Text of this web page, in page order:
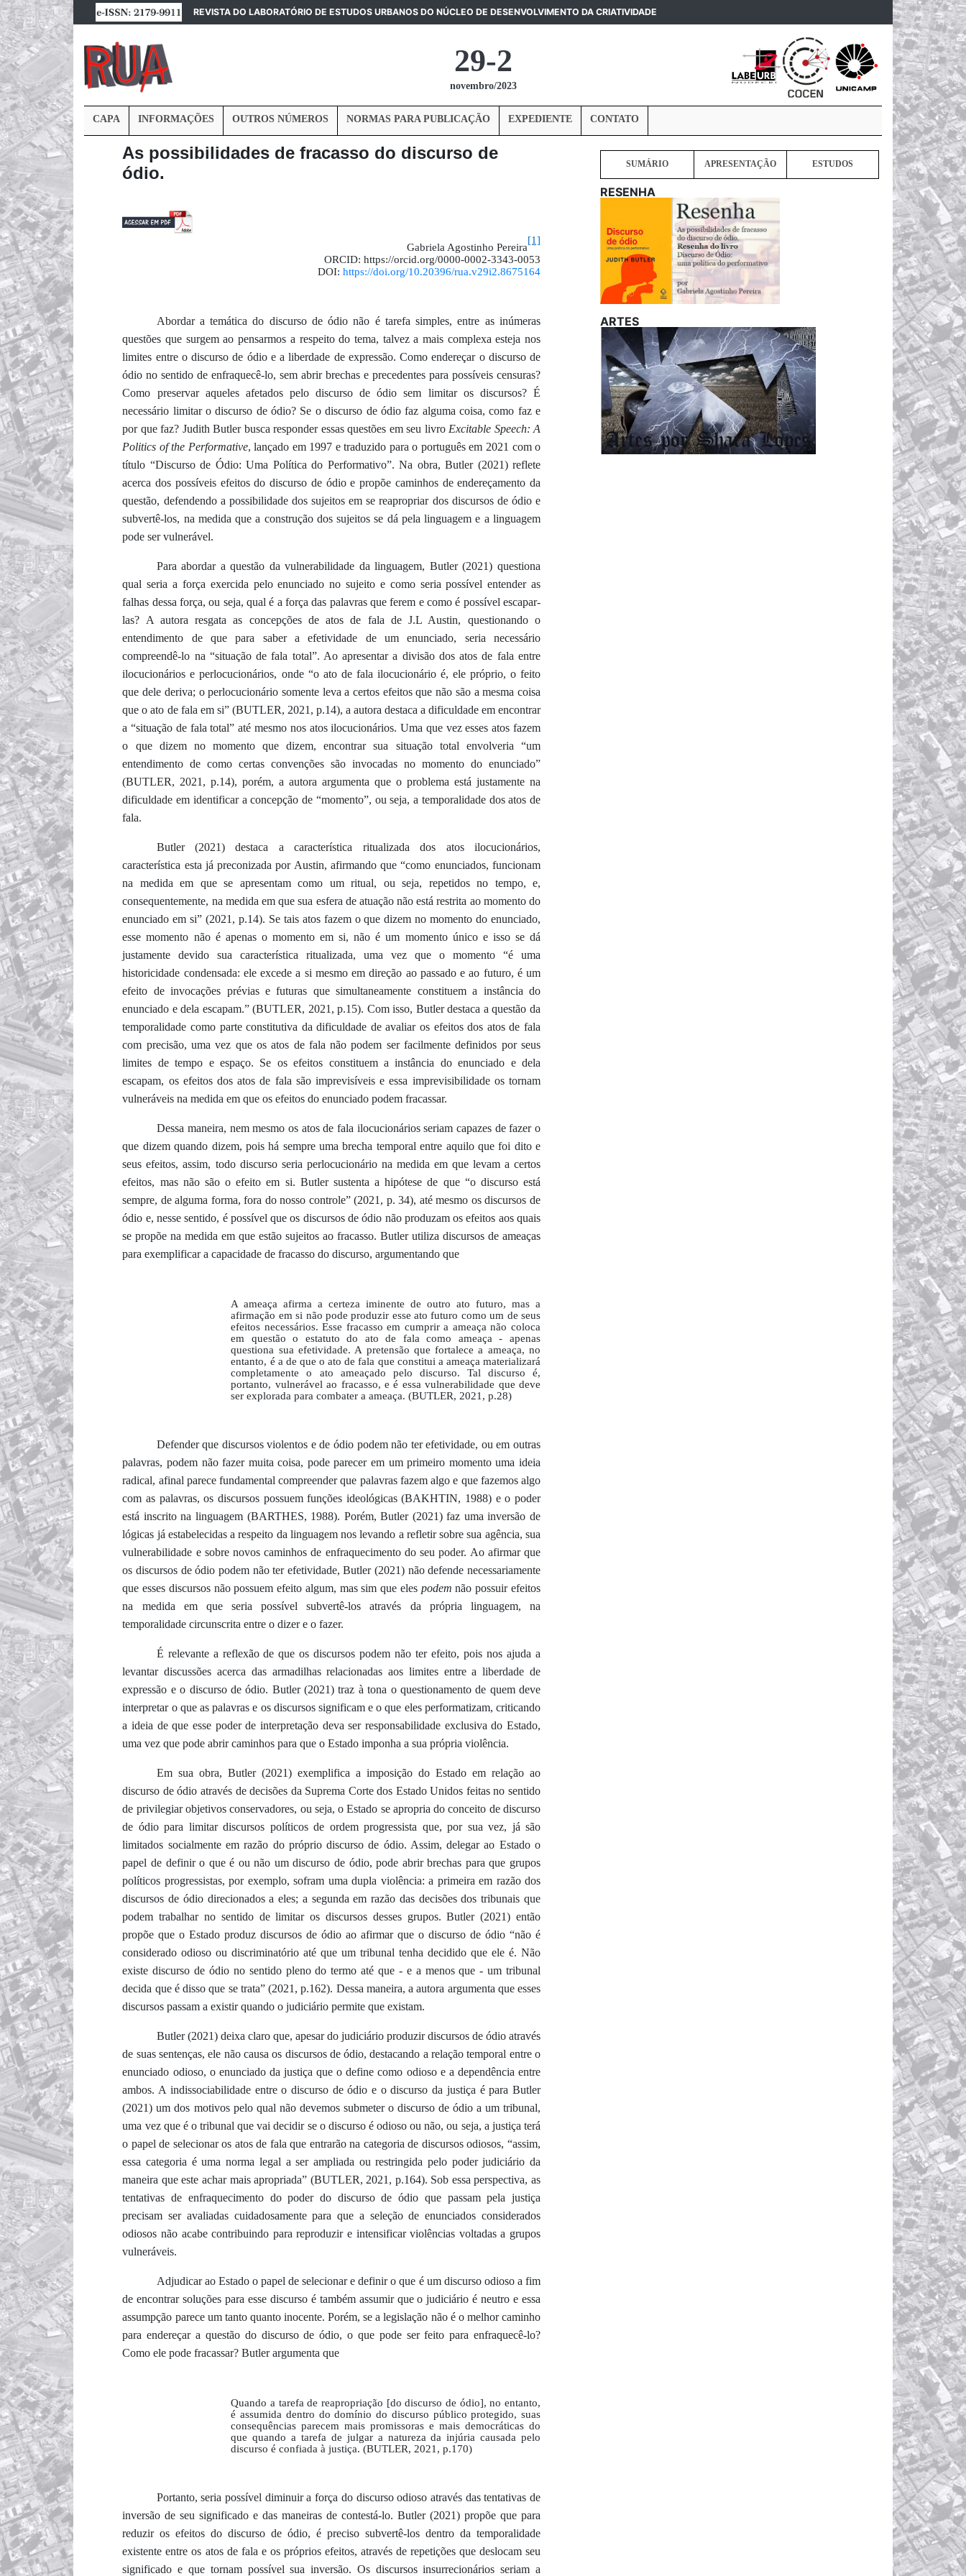
REVISTA DO LABORATÓRIO DE ESTUDOS URBANOS DO NÚCLEO DE DESENVOLVIMENTO DA CRIATIVIDADE
29-2
novembro/2023
CAPA INFORMAÇÕES OUTROS NÚMEROS NORMAS PARA PUBLICAÇÃO EXPEDIENTE CONTATO
As possibilidades de fracasso do discurso de
ódio.
Gabriela Agostinho Pereira
[1]
ORCID: https://orcid.org/0000-0002-3343-0053
DOI: https://doi.org/10.20396/rua.v29i2.8675164
Abordar a temática do discurso de ódio não é tarefa simples, entre as inúmeras
questões que surgem ao pensarmos a respeito do tema, talvez a mais complexa esteja nos
limites entre o discurso de ódio e a liberdade de expressão. Como endereçar o discurso de
ódio no sentido de enfraquecê-lo, sem abrir brechas e precedentes para possíveis censuras?
Como preservar aqueles afetados pelo discurso de ódio sem limitar os discursos? É
necessário limitar o discurso de ódio? Se o discurso de ódio faz alguma coisa, como faz e
por que faz? Judith Butler busca responder essas questões em seu livro Excitable Speech: A
Politics of the Performative, lançado em 1997 e traduzido para o português em 2021 com o
título “Discurso de Ódio: Uma Política do Performativo”. Na obra, Butler (2021) reflete
acerca dos possíveis efeitos do discurso de ódio e propõe caminhos de endereçamento da
questão, defendendo a possibilidade dos sujeitos em se reapropriar dos discursos de ódio e
subvertê-los, na medida que a construção dos sujeitos se dá pela linguagem e a linguagem
pode ser vulnerável.
Para abordar a questão da vulnerabilidade da linguagem, Butler (2021) questiona
qual seria a força exercida pelo enunciado no sujeito e como seria possível entender as
falhas dessa força, ou seja, qual é a força das palavras que ferem e como é possível escapar-
las? A autora resgata as concepções de atos de fala de J.L Austin, questionando o
entendimento de que para saber a efetividade de um enunciado, seria necessário
compreendê-lo na “situação de fala total”. Ao apresentar a divisão dos atos de fala entre
ilocucionários e perlocucionários, onde “o ato de fala ilocucionário é, ele próprio, o feito
que dele deriva; o perlocucionário somente leva a certos efeitos que não são a mesma coisa
que o ato de fala em si” (BUTLER, 2021, p.14), a autora destaca a dificuldade em encontrar
a “situação de fala total” até mesmo nos atos ilocucionários. Uma que vez esses atos fazem
o que dizem no momento que dizem, encontrar sua situação total envolveria “um
entendimento de como certas convenções são invocadas no momento do enunciado”
(BUTLER, 2021, p.14), porém, a autora argumenta que o problema está justamente na
dificuldade em identificar a concepção de “momento”, ou seja, a temporalidade dos atos de
fala.
Butler (2021) destaca a característica ritualizada dos atos ilocucionários,
característica esta já preconizada por Austin, afirmando que “como enunciados, funcionam
na medida em que se apresentam como um ritual, ou seja, repetidos no tempo, e,
consequentemente, na medida em que sua esfera de atuação não está restrita ao momento do
enunciado em si” (2021, p.14). Se tais atos fazem o que dizem no momento do enunciado,
esse momento não é apenas o momento em si, não é um momento único e isso se dá
justamente devido sua característica ritualizada, uma vez que o momento “é uma
historicidade condensada: ele excede a si mesmo em direção ao passado e ao futuro, é um
efeito de invocações prévias e futuras que simultaneamente constituem a instância do
enunciado e dela escapam.” (BUTLER, 2021, p.15). Com isso, Butler destaca a questão da
temporalidade como parte constitutiva da dificuldade de avaliar os efeitos dos atos de fala
com precisão, uma vez que os atos de fala não podem ser facilmente definidos por seus
limites de tempo e espaço. Se os efeitos constituem a instância do enunciado e dela
escapam, os efeitos dos atos de fala são imprevisíveis e essa imprevisibilidade os tornam
vulneráveis na medida em que os efeitos do enunciado podem fracassar.
Dessa maneira, nem mesmo os atos de fala ilocucionários seriam capazes de fazer o
que dizem quando dizem, pois há sempre uma brecha temporal entre aquilo que foi dito e
seus efeitos, assim, todo discurso seria perlocucionário na medida em que levam a certos
efeitos, mas não são o efeito em si. Butler sustenta a hipótese de que “o discurso está
sempre, de alguma forma, fora do nosso controle” (2021, p. 34), até mesmo os discursos de
ódio e, nesse sentido, é possível que os discursos de ódio não produzam os efeitos aos quais
se propõe na medida em que estão sujeitos ao fracasso. Butler utiliza discursos de ameaças
para exemplificar a capacidade de fracasso do discurso, argumentando que
A ameaça afirma a certeza iminente de outro ato futuro, mas a
afirmação em si não pode produzir esse ato futuro como um de seus
efeitos necessários. Esse fracasso em cumprir a ameaça não coloca
em questão o estatuto do ato de fala como ameaça - apenas
questiona sua efetividade. A pretensão que fortalece a ameaça, no
entanto, é a de que o ato de fala que constitui a ameaça materializará
completamente o ato ameaçado pelo discurso. Tal discurso é,
portanto, vulnerável ao fracasso, e é essa vulnerabilidade que deve
ser explorada para combater a ameaça. (BUTLER, 2021, p.28)
Defender que discursos violentos e de ódio podem não ter efetividade, ou em outras
palavras, podem não fazer muita coisa, pode parecer em um primeiro momento uma ideia
radical, afinal parece fundamental compreender que palavras fazem algo e que fazemos algo
com as palavras, os discursos possuem funções ideológicas (BAKHTIN, 1988) e o poder
está inscrito na linguagem (BARTHES, 1988). Porém, Butler (2021) faz uma inversão de
lógicas já estabelecidas a respeito da linguagem nos levando a refletir sobre sua agência, sua
vulnerabilidade e sobre novos caminhos de enfraquecimento do seu poder. Ao afirmar que
os discursos de ódio podem não ter efetividade, Butler (2021) não defende necessariamente
que esses discursos não possuem efeito algum, mas sim que eles podem não possuir efeitos
na medida em que seria possível subvertê-los através da própria linguagem, na
temporalidade circunscrita entre o dizer e o fazer.
É relevante a reflexão de que os discursos podem não ter efeito, pois nos ajuda a
levantar discussões acerca das armadilhas relacionadas aos limites entre a liberdade de
expressão e o discurso de ódio. Butler (2021) traz à tona o questionamento de quem deve
interpretar o que as palavras e os discursos significam e o que eles performatizam, criticando
a ideia de que esse poder de interpretação deva ser responsabilidade exclusiva do Estado,
uma vez que pode abrir caminhos para que o Estado imponha a sua própria violência.
Em sua obra, Butler (2021) exemplifica a imposição do Estado em relação ao
discurso de ódio através de decisões da Suprema Corte dos Estado Unidos feitas no sentido
de privilegiar objetivos conservadores, ou seja, o Estado se apropria do conceito de discurso
de ódio para limitar discursos políticos de ordem progressista que, por sua vez, já são
limitados socialmente em razão do próprio discurso de ódio. Assim, delegar ao Estado o
papel de definir o que é ou não um discurso de ódio, pode abrir brechas para que grupos
políticos progressistas, por exemplo, sofram uma dupla violência: a primeira em razão dos
discursos de ódio direcionados a eles; a segunda em razão das decisões dos tribunais que
podem trabalhar no sentido de limitar os discursos desses grupos. Butler (2021) então
propõe que oEstado produz discursos de ódio ao afirmar que o discurso de ódio “não é
considerado odioso ou discriminatório até que um tribunal tenha decidido que ele é. Não
existe discurso de ódio no sentido pleno do termo até que - e a menos que - um tribunal
decida que é disso que se trata” (2021, p.162). Dessa maneira, a autora argumenta que esses
discursos passam a existir quando o judiciário permite que existam.
Butler (2021) deixa claro que, apesar do judiciário produzir discursos de ódio através
de suas sentenças, ele não causa os discursos de ódio, destacando a relação temporal entre o
enunciado odioso, o enunciado da justiça que o define como odioso e a dependência entre
ambos. A indissociabilidade entre o discurso de ódio e o discurso da justiça é para Butler
(2021) um dos motivos pelo qual não devemos submeter o discurso de ódio a um tribunal,
uma vez que é o tribunal que vai decidir se o discurso é odioso ou não, ou seja, a justiça terá
o papel de selecionar os atos de fala que entrarão na categoria de discursos odiosos, “assim,
essa categoria é uma norma legal a ser ampliada ou restringida pelo poder judiciário da
maneira que este achar mais apropriada” (BUTLER, 2021, p.164). Sob essa perspectiva, as
tentativas de enfraquecimento do poder do discurso de ódio que passam pela justiça
precisam ser avaliadas cuidadosamente para que a seleção de enunciados considerados
odiosos não acabe contribuindo para reproduzir e intensificar violências voltadas a grupos
vulneráveis.
Adjudicar ao Estado o papel de selecionar e definir o que é um discurso odioso a fim
de encontrar soluções para esse discurso é também assumir que o judiciário é neutro e essa
assumpção parece um tanto quanto inocente. Porém, se a legislação não é o melhor caminho
para endereçar a questão do discurso de ódio, o que pode ser feito para enfraquecê-lo?
Como ele pode fracassar? Butler argumenta que
Quando a tarefa de reapropriação [do discurso de ódio], no entanto,
é assumida dentro do domínio do discurso público protegido, suas
consequências parecem mais promissoras e mais democráticas do
que quando a tarefa de julgar a natureza da injúria causada pelo
discurso é confiada à justiça. (BUTLER, 2021, p.170)
Portanto, seria possível diminuir a força do discurso odioso através das tentativas de
inversão de seu significado e das maneiras de contestá-lo. Butler (2021) propõe que para
reduzir os efeitos do discurso de ódio, é precisosubvertê-los dentro da temporalidade
existente entre os atos de fala e os próprios efeitos, através de repetições que deslocam seu
significado e que tornam possível sua inversão. Os discursos insurrecionários seriam a
SUMÁRIO APRESENTAÇÃO ESTUDOS
RESENHA
ARTES